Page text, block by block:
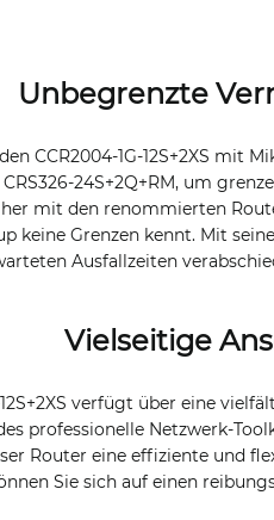
Unbegrenzte
CCR2004-1G-12S+2XS mit
CRS326-24S+2Q+RM, um
mit den renommierten
keine Grenzen kennt. Mit
Ausfallzeiten
Vielseitige
12S+2XS verfügt über eine
professionelle Netzwerk-
Router eine effiziente und
Sie sich auf einen